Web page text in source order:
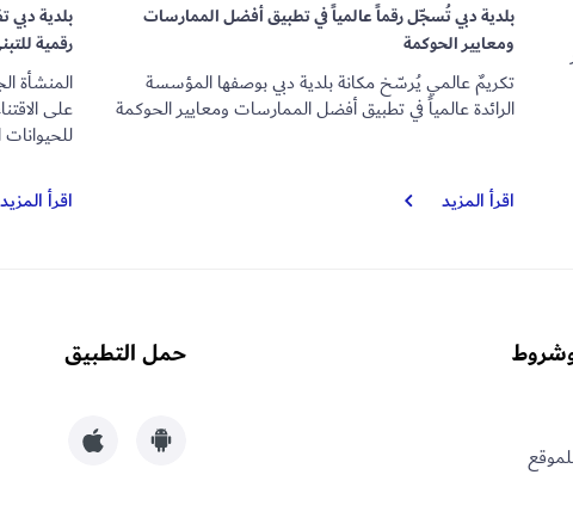
بلدية دبي تُسجّل رقماً عالمياً في تطبيق أفضل الممارسات
ومعايير الحوكمة
تكريمٌ عالمي يُرسّخ مكانة بلدية دبي بوصفها المؤسسة
الرائدة عالمياً في تطبيق أفضل الممارسات ومعايير الحوكمة
اقرأ المزيد
بلدية
بلدية دبي
رقمية
المنشأة
على
اقرأ المزيد
حمل التطبيق